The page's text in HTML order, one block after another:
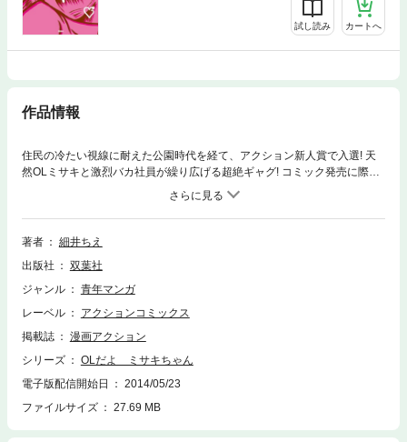
試し読み カートへ
作品情報
住民の冷たい視線に耐えた公園時代を経て、アクション新人賞で入選! 天
然OLミサキと激烈バカ社員が繰り広げる超絶ギャグ! コミック発売に際し
て発覚した著者自身の年齢詐称など、超大型?新人が赤裸々に描いたオマ
著者
細井ちえ
出版社
双葉社
ジャンル
青年マンガ
レーベル
アクションコミックス
掲載誌
漫画アクション
シリーズ
OLだよ ミサキちゃん
電子版配信開始日
2014/05/23
ファイルサイズ
27.69 MB